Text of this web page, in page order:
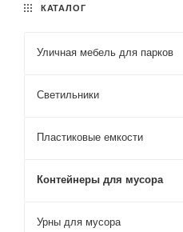
КАТАЛОГ
Уличная мебель для парков
Светильники
Пластиковые емкости
Контейнеры для мусора
Урны для мусора